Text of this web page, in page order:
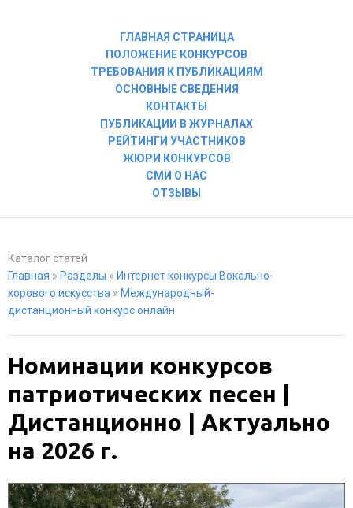
ГЛАВНАЯ СТРАНИЦА
ПОЛОЖЕНИЕ КОНКУРСОВ
ТРЕБОВАНИЯ К ПУБЛИКАЦИЯМ
ОСНОВНЫЕ СВЕДЕНИЯ
КОНТАКТЫ
ПУБЛИКАЦИИ В ЖУРНАЛАХ
РЕЙТИНГИ УЧАСТНИКОВ
ЖЮРИ КОНКУРСОВ
СМИ О НАС
ОТЗЫВЫ
Каталог статей
Главная » Разделы » Интернет конкурсы Вокально-
хорового искусства » Международный-
дистанционный конкурс онлайн
Номинации конкурсов
патриотических песен |
Дистанционно | Актуально
на 2026 г.